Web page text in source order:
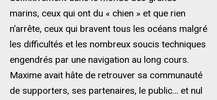
marins, ceux qui ont du « chien » et que rien
n’arrête, ceux qui bravent tous les océans malgré
les difficultés et les nombreux soucis techniques
engendrés par une navigation au long cours.
Maxime avait hâte de retrouver sa communauté
de supporters, ses partenaires, le public… et nul